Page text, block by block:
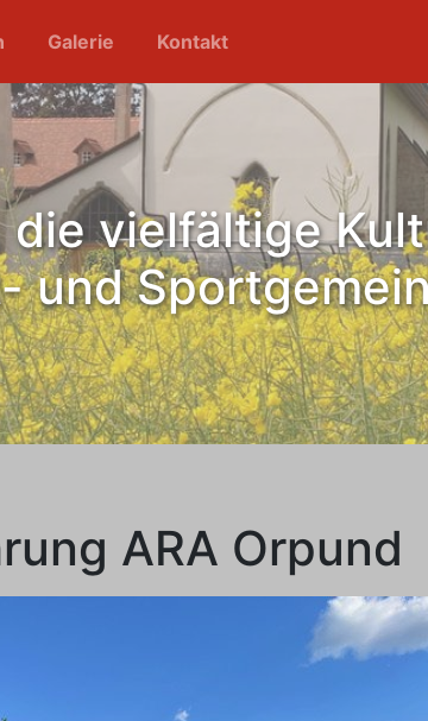
Galerie Kontakt
die vielfältige
und
ARA Orpund